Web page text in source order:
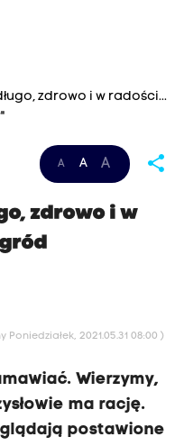
zdrowo i w radości...
A A A share
zdrowo i w
Poniedziałek, 2021.05.31 08:00 )
Wierzymy,
ma rację.
postawione